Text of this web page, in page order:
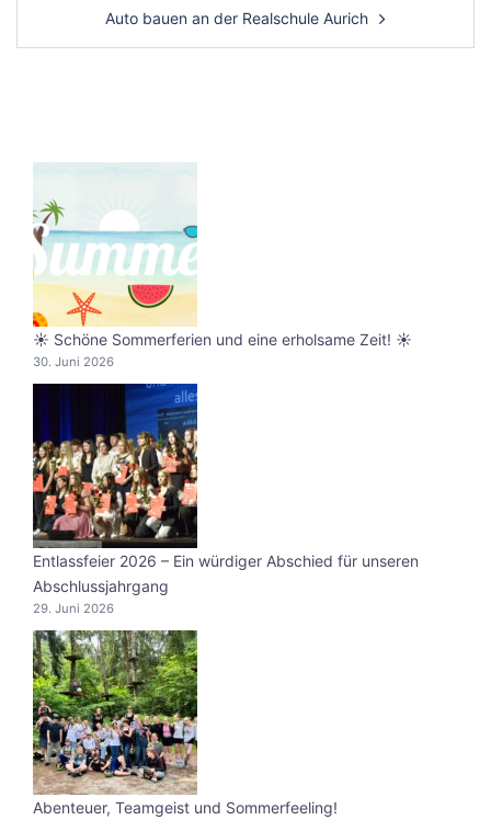
Auto bauen an der Realschule Aurich
☀️ Schöne Sommerferien und eine erholsame Zeit! ☀️
30. Juni 2026
Entlassfeier 2026 – Ein würdiger Abschied für unseren
Abschlussjahrgang
29. Juni 2026
Abenteuer, Teamgeist und Sommerfeeling!